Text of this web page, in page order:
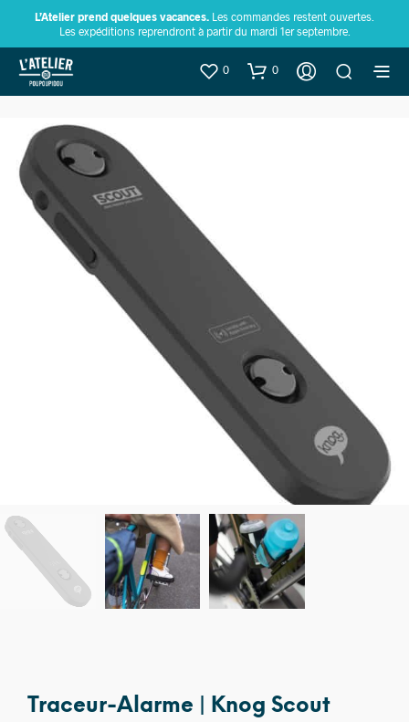
L’Atelier prend quelques vacances. Les commandes restent ouvertes.
Les expéditions reprendront à partir du mardi 1er septembre.
0 0
Traceur-Alarme | Knog Scout